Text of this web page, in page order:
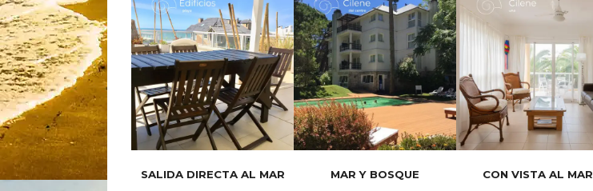
SALIDA DIRECTA AL MAR MAR Y BOSQUE CON VISTA AL MAR